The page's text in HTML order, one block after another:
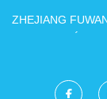
ZHEJIANG FUWAN MASCOTA